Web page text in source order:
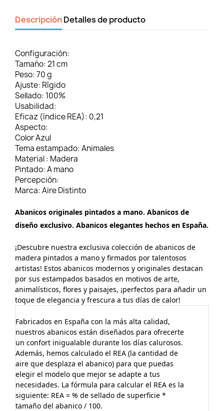
DescripciónDetalles de producto
Configuración:
Tamaño: 21 cm
Peso: 70 g
Ajuste: Rígido
Sellado: 100%
Usabilidad:
Eficaz (índice REA): 0,21
Aspecto:
ColorAzul
Tema estampado: Animales
Material : Madera
Pintado: A mano
Percepción:
Marca: Aire Distinto
Abanicos originales pintados a mano. Abanicos de
diseño exclusivo. Abanicos elegantes hechos en España.
¡Descubre nuestra exclusiva colección de abanicos de
madera pintados a mano y firmados por talentosos
artistas! Estos abanicos modernos y originales destacan
por sus estampados basados en motivos de arte,
animalísticos, flores y paisajes, ¡perfectos para añadir un
toque de elegancia y frescura a tus días de calor!
Fabricados en España con la más alta calidad,
nuestros abanicos están diseñados para ofrecerte
un confort inigualable durante los días calurosos.
Además, hemos calculado el REA (la cantidad de
aire que desplaza el abanico) para que puedas
elegir el modelo que mejor se adapte a tus
necesidades. La fórmula para calcular el REA es la
siguiente: REA = % de sellado de superficie *
tamaño del abanico / 100.